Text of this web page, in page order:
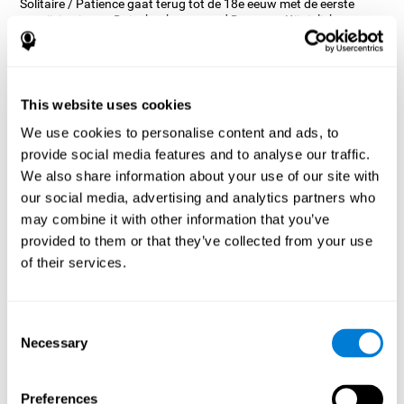
This website uses cookies
We use cookies to personalise content and ads, to
provide social media features and to analyse our traffic.
We also share information about your use of our site with
our social media, advertising and analytics partners who
may combine it with other information that you’ve
provided to them or that they’ve collected from your use
of their services.
Selection
Necessary
Preferences
Solitaire / Patience gaat terug tot de 18e eeuw met de eerste
verwijzing in een Duits boek genaamd Das neue Königliche
L'Hombre-Spiel uit 1783. In die verwijzing lijkt het te gaan om een
competitief kaartspel, maar het lijkt er eigenlijk op dat het spel zijn
Er zijn vele vormen van Solitaire, de meest klassieke heet Klondike
en wordt gebruikt in de computer- en mobiele versies. CogniFit,
zag dat het een spel is met zoveel geschiedenis en veelzijdigheid,
besloot om dit klassieke spel aan te passen om verschillende
cognitieve vaardigheden te trainen, zoals het korte-termijn
geheugen, planning en observatie.
Hoe verbetert het hersenspel
"Solitaire" mijn cognitieve
vaardigheden?
patroon helpt neurale netwerken te reorganiseren en verzwakte
of beschadigde cognitieve functies te herstellen.
verband houden met planning. Het consequent stimuleren van